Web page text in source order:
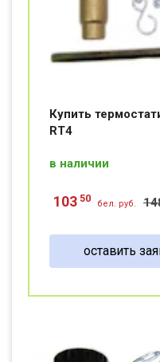
Купить
RT4
в наличии
103 50 бел. руб.
оставить